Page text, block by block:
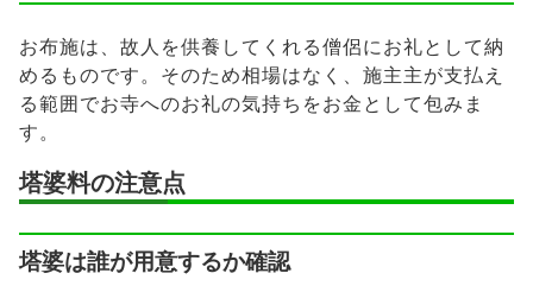
お布施は、故人を供養してくれる僧侶にお礼として納
めるものです。そのため相場はなく、施主主が支払え
る範囲でお寺へのお礼の気持ちをお金として包みま
す。
塔婆料の注意点
塔婆は誰が用意するか確認